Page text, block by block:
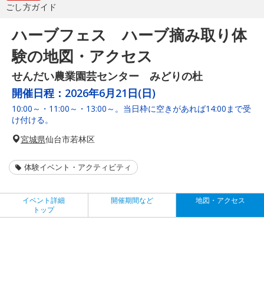
ごし方ガイド
ハーブフェス ハーブ摘み取り体
験の地図・アクセス
せんだい農業園芸センター みどりの杜
開催日程： 2026年6月21日(日)
10:00～・11:00～・13:00～。当日枠に空きがあれば14:00まで受
け付ける。
宮城県仙台市若林区
体験イベント・アクティビティ
イベント詳細
トップ
開催期間など 地図・アクセス